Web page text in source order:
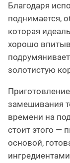
Благодаря
поднимается,
которая
хорошо
золотистую
замешивания
времени на
стоит этого —
основой,